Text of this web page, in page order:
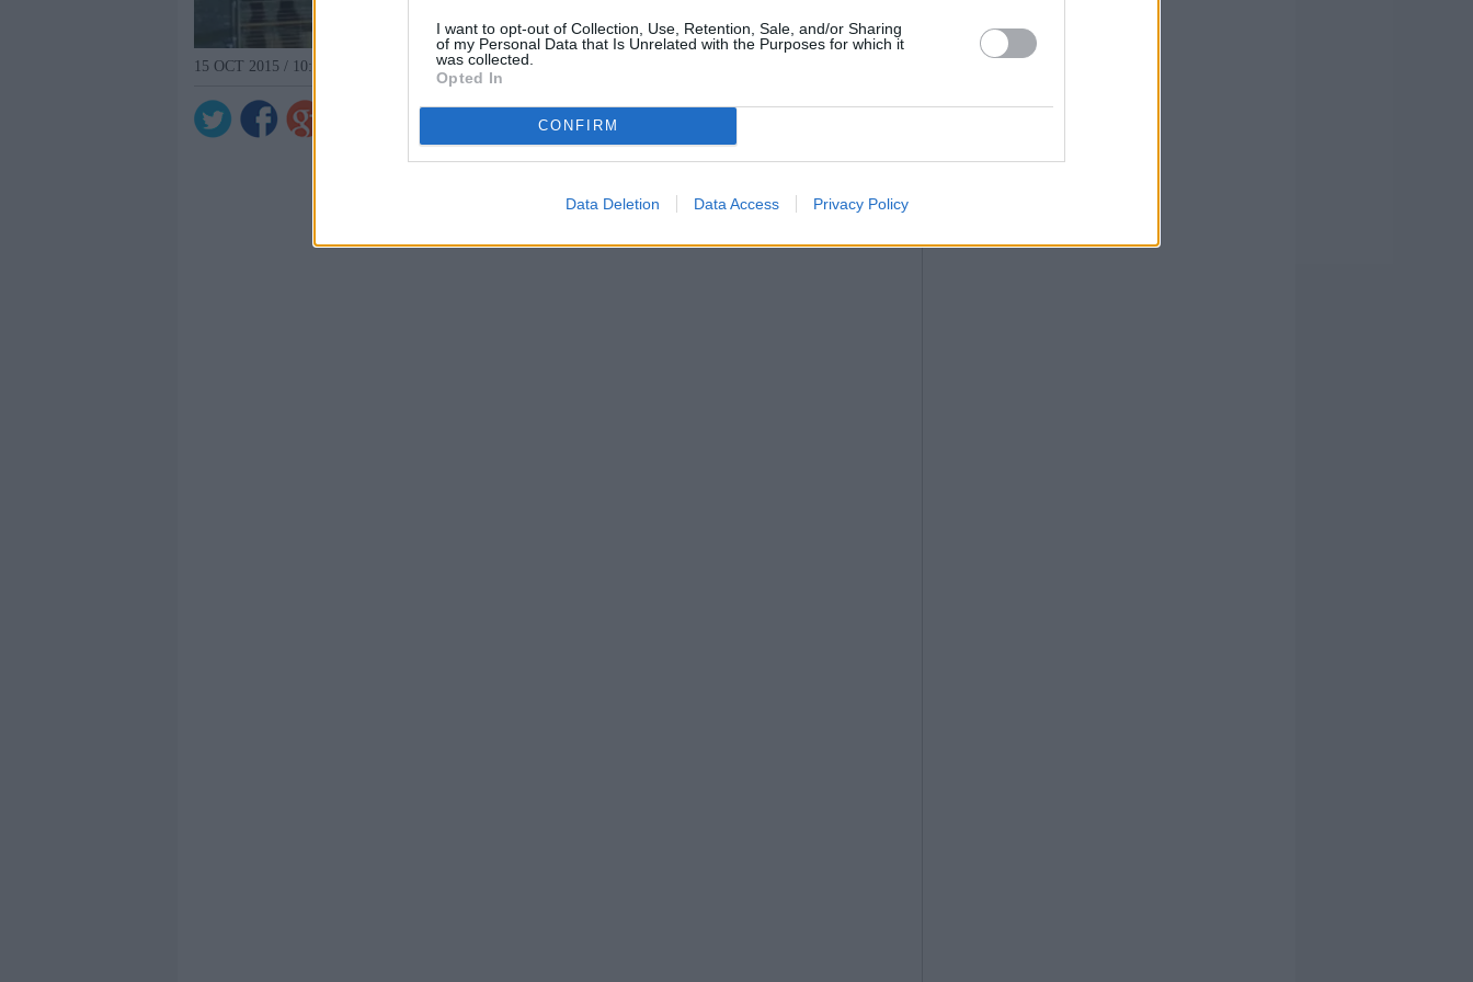
I want to opt-out of Collection, Use, Retention, Sale, and/or Sharing
of my Personal Data that Is Unrelated with the Purposes for which it
was collected.
Opted In
CONFIRM
Data Deletion Data Access Privacy Policy
15 OCT 2015 / 10:30 H.